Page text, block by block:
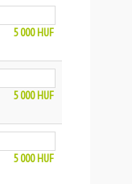
5 000HUF
5 000HUF
5 000HUF